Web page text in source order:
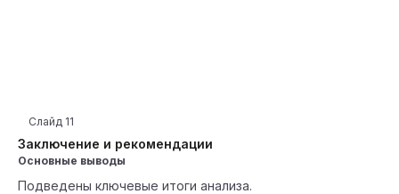
Заключение и рекомендации
Слайд 11
Основные выводы
Подведены ключевые итоги анализа.